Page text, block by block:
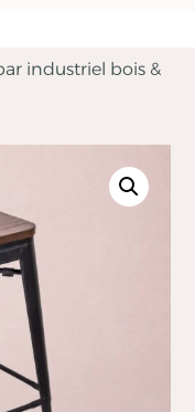
industriel bois &